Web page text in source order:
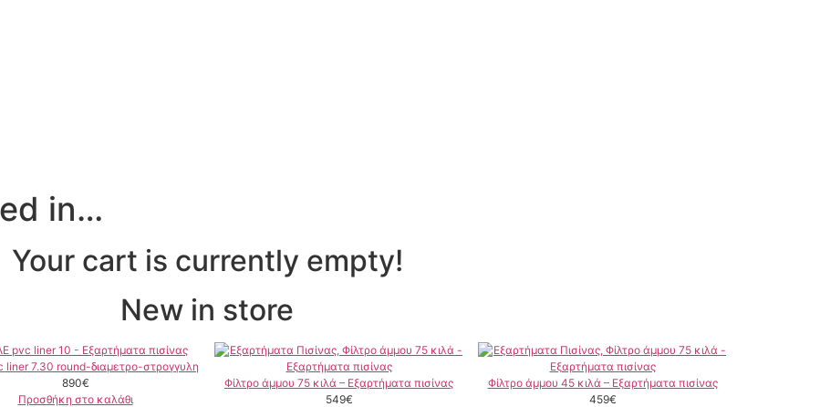
in…
Your cart is currently empty!
New in store
7.30 round-διαμετρο-στρογγυλη
890€
Προσθήκη στο καλάθι
Φίλτρο άμμου 75 κιλά – Εξαρτήματα πισίνας
549€
Φίλτρο άμμου 45 κιλά – Εξαρτήματα πισίνας
459€